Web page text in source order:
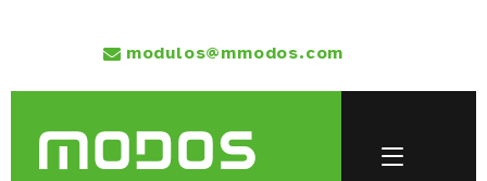
modulos@mmodos.com